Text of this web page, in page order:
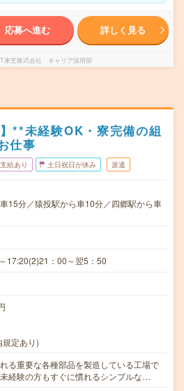
応募へ進む 詳しく見る
東芝株式会社 キャリア採用部
**未経験OK・寮完備の組
仕事
給あり 土日祝日が休み 派遣
15分／猿投駅から車10分／四郷駅から車
17:20(2)21：00～翌5：50
定あり)
る重要な各種部品を製造している工場で
経験の方もすぐに慣れるシンプルな…